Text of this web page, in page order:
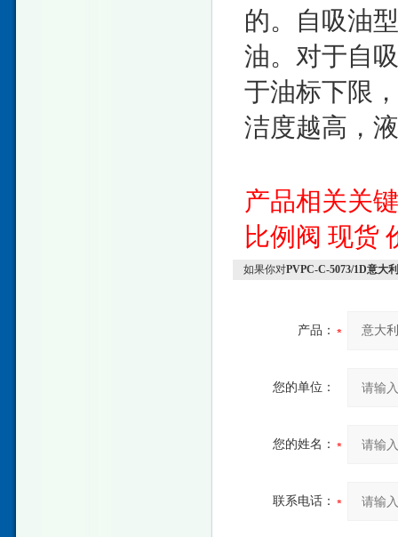
的。自吸油
油。对于自
于油标下限
洁度越高，
产品相关关
比例阀 现货
如果你对PVPC-C-5073/1D意大
产品：
您的单位：
您的姓名：
联系电话：